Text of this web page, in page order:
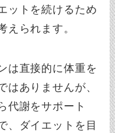
ットを続けるため
えられます。
は直接的に体重を
はありませんが、
代謝をサポート
、ダイエットを目